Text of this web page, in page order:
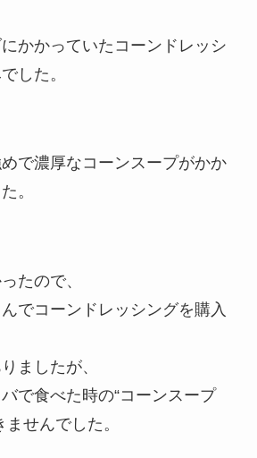
かかっていたコーンドレッシ
した。
で濃厚なコーンスープがかか
。
たので、
でコーンドレッシングを購入
ましたが、
で食べた時の“コーンスープ
せんでした。